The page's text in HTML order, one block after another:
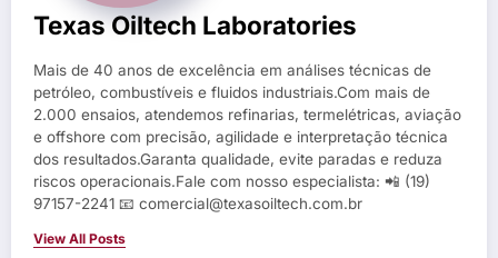
Texas Oiltech Laboratories
Mais de 40 anos de excelência em análises técnicas de
petróleo, combustíveis e fluidos industriais.Com mais de
2.000 ensaios, atendemos refinarias, termelétricas, aviação
e offshore com precisão, agilidade e interpretação técnica
dos resultados.Garanta qualidade, evite paradas e reduza
riscos operacionais.Fale com nosso especialista: 📲 (19)
97157-2241 📧 comercial@texasoiltech.com.br
View All Posts